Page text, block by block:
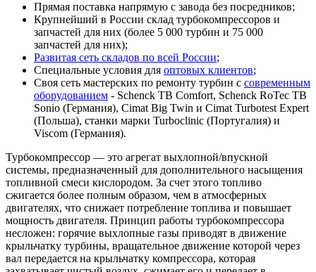
Прямая поставка напрямую с завода без посредников;
Крупнейший в России склад турбокомпрессоров и
запчастей для них (более 5 000 турбин и 75 000
запчастей для них);
Развитая сеть складов по всей России;
Специальные условия для оптовых клиентов;
Своя сеть мастерских по ремонту турбин с современным
оборудованием - Schenck TB Comfort, Schenck RoTec TB
Sonio (Германия), Cimat Big Twin и Cimat Turbotest Expert
(Польша), станки марки Turboclinic (Португалия) и
Viscom (Германия).
Турбокомпрессор — это агрегат выхлопной/впускной
системы, предназначенный для дополнительного насыщения
топливной смеси кислородом. За счет этого топливо
сжигается более полным образом, чем в атмосферных
двигателях, что снижает потребление топлива и повышает
мощность двигателя. Принцип работы турбокомпрессора
несложен: горячие выхлопные газы приводят в движение
крыльчатку турбины, вращательное движение которой через
вал передается на крыльчатку компрессора, которая